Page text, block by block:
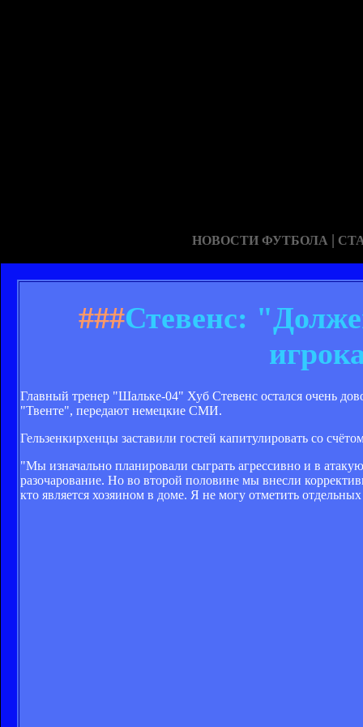
НОВОСТИ ФУТБОЛА |
###Стевенс:
Главный тренер "Шальке-04" Хуб Стевенс остался очень
"Твенте", передают немецкие СМИ.
Гельзенкирхенцы заставили гостей капитулировать со
"Мы изначально планировали сыграть агрессивно и в
разочарование. Но во второй половине мы внесли
кто является хозяином в доме. Я не могу отметить